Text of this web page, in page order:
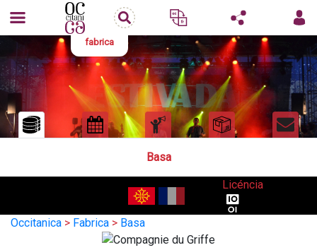
fabrica
Basa
Licéncia
Occitanica > Fabrica > Basa